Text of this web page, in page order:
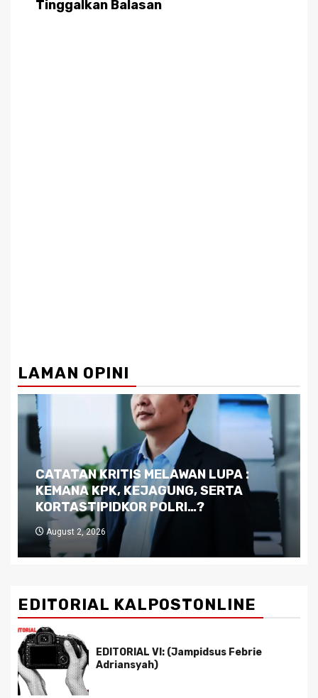
Tinggalkan Balasan
LAMAN OPINI
Dilema Kaltim di Tengah Krisis:
Kutukan Sumber Daya Alam dan
Pemimpin yang Tak Kreatif
July 29, 2026
EDITORIAL KALPOSTONLINE
EDITORIAL VI: (Jampidsus Febrie
Adriansyah)